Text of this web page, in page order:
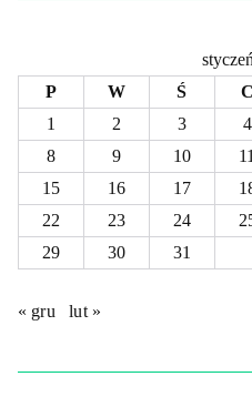
P
W Ś C
1
2 3 4
8
9 10 11
15
16 17
22
23 24
29
30 31
« gru lut »